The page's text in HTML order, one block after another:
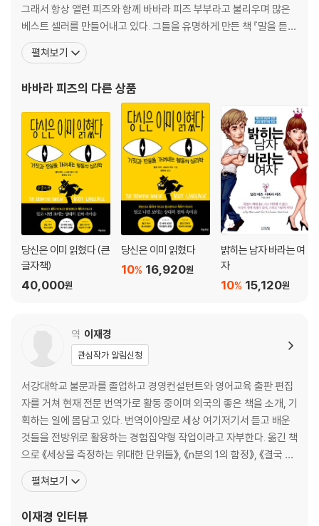
그래서 항상 앨런 피즈와 함께 바바라 피즈 부부라고 불리우며 많은
베스트 셀러를 만들어내고 있다. 그들을 유명하게 만든 책 『말을 듣지
않는 남자, 지도를 읽지 못하는 여자』는 『난 타잔, 넌 제인』이라는 책
으로 재출간되었는데, 이들은 남녀문제 전문가로서 남녀가 어떻게
화과정을 거쳐왔기 때문에 서로 생각하는 방식에 차이가
펼쳐보기
바바라 피즈의 다른 상품
당신은 이미 읽혔다 (큰
글자책)
40,000원
당신은 이미 읽혔다
16,920원
10%
밝히는 남자 바라는 여
자
15,120원
10%
역 이재경
관심작가 알림신청
서강대학교 불문과를 졸업하고 경영컨설턴트와 영어교육 출판 편집
자를 거쳐 현재 전문 번역가로 활동 중이며 외국의 좋은 책을 소개, 기
획하는 일에 몸담고 있다. 번역이야말로 세상 여기저기서 듣고 배운
것들을 전방위로 활용하는 경험집약형 작업이라고 자부한다. 옮긴 책
으로 《세상을 측정하는 위대한 단위들》, 《n분의 1의 함정》, 《결국 해
내는 사람들의 원칙》, 《가치관의 탄생》, 《세상의 모든 공식》, 《달 . 낭
만의 달, 광기의 달》, 《우리는 10분에 세 번 거짓말한다》, 《이노베이
명언집 《다시 일어서는 게
펼쳐보기
이재경 인터뷰